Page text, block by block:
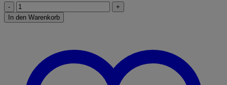
Goki
Puppenbettzeug
Sterne
In den Warenkorb